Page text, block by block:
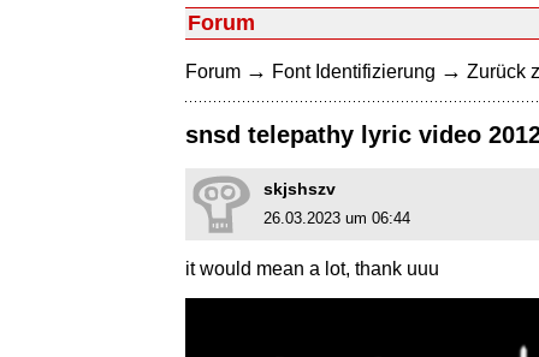
Forum
Forum → Font Identifizierung → Zurück
snsd telepathy lyric video
skjshszv
26.03.2023 um 06:44
it would mean a lot, thank uuu